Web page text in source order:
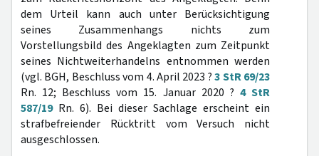
dem Urteil kann auch unter Berücksichtigung
seines Zusammenhangs nichts zum
Vorstellungsbild des Angeklagten zum Zeitpunkt
seines Nichtweiterhandelns entnommen werden
(vgl. BGH, Beschluss vom 4. April 2023 ?3 StR 69/23
Rn. 12; Beschluss vom 15. Januar 2020 ? 4 StR
587/19Rn. 6). Bei dieser Sachlage erscheint ein
strafbefreiender Rücktritt vom Versuch nicht
ausgeschlossen.